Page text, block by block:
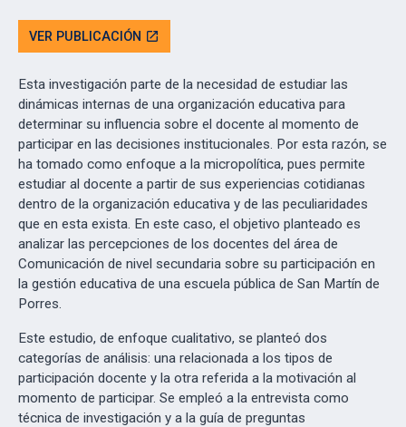
VER PUBLICACIÓN open_in_new
Esta investigación parte de la necesidad de estudiar las
dinámicas internas de una organización educativa para
determinar su influencia sobre el docente al momento de
participar en las decisiones institucionales. Por esta razón, se
ha tomado como enfoque a la micropolítica, pues permite
estudiar al docente a partir de sus experiencias cotidianas
dentro de la organización educativa y de las peculiaridades
que en esta exista. En este caso, el objetivo planteado es
analizar las percepciones de los docentes del área de
Comunicación de nivel secundaria sobre su participación en
la gestión educativa de una escuela pública de San Martín de
Porres.
Este estudio, de enfoque cualitativo, se planteó dos
categorías de análisis: una relacionada a los tipos de
participación docente y la otra referida a la motivación al
momento de participar. Se empleó a la entrevista como
técnica de investigación y a la guía de preguntas